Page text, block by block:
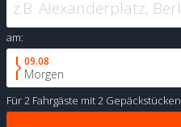
am:
09.08
Morgen
Für2 Fahrgäste mit2 Gepäckstücken